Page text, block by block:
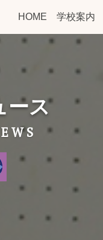
HOME 学校案内
ース